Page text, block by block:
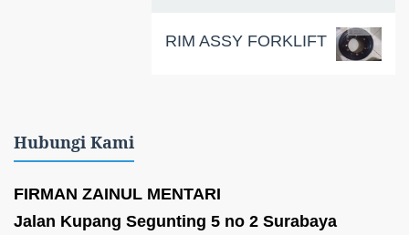
RIM ASSY FORKLIFT
Hubungi Kami
FIRMAN ZAINUL MENTARI
Jalan Kupang Segunting 5 no 2 Surabaya